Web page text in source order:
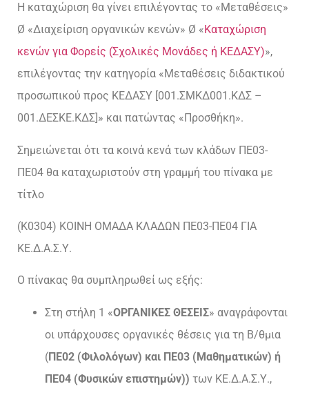
Η καταχώριση θα γίνει επιλέγοντας το «Μεταθέσεις»
Ø «Διαχείριση οργανικών κενών» Ø «Καταχώριση
κενών για Φορείς (Σχολικές Μονάδες ή ΚΕΔΑΣΥ)»,
επιλέγοντας την κατηγορία «Μεταθέσεις διδακτικού
προσωπικού προς ΚΕΔΑΣΥ [001.ΣΜΚΔ001.ΚΔΣ –
001.ΔΕΣΚΕ.ΚΔΣ]» και πατώντας «Προσθήκη».
Σημειώνεται ότι τα κοινά κενά των κλάδων ΠΕ03-
ΠΕ04 θα καταχωριστούν στη γραμμή του πίνακα με
τίτλο
(Κ0304) ΚΟΙΝΗ ΟΜΑΔΑ ΚΛΑΔΩΝ ΠΕ03-ΠΕ04 ΓΙΑ
ΚΕ.Δ.Α.Σ.Υ.
Ο πίνακας θα συμπληρωθεί ως εξής:
Στη στήλη 1 «ΟΡΓΑΝΙΚΕΣ ΘΕΣΕΙΣ» αναγράφονται
οι υπάρχουσες οργανικές θέσεις για τη Β/θμια
(ΠΕ02 (Φιλολόγων) και ΠΕ03 (Μαθηματικών) ή
ΠΕ04 (Φυσικών επιστημών)) των ΚΕ.Δ.Α.Σ.Υ.,